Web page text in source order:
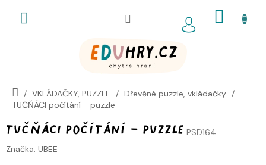
obsah
VKLÁDAČKY, PUZZLE
Dřevěné puzzle, vkládačky
TUČŇÁCI počítání - puzzle
TUČŇÁCI počítání - puzzle PSD164
Značka: UBEE